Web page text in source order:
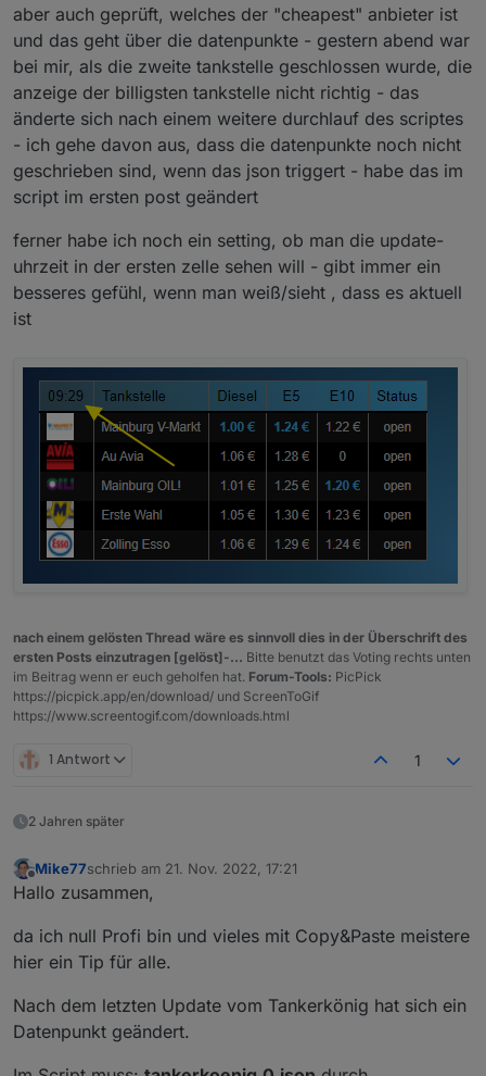
aber auch geprüft, welches der "cheapest" anbieter ist
und das geht über die datenpunkte - gestern abend war
bei mir, als die zweite tankstelle geschlossen wurde, die
anzeige der billigsten tankstelle nicht richtig - das
änderte sich nach einem weitere durchlauf des scriptes
- ich gehe davon aus, dass die datenpunkte noch nicht
geschrieben sind, wenn das json triggert - habe das im
script im ersten post geändert
ferner habe ich noch ein setting, ob man die update-
uhrzeit in der ersten zelle sehen will - gibt immer ein
besseres gefühl, wenn man weiß/sieht , dass es aktuell
ist
nach einem gelösten Thread wäre es sinnvoll dies in der Überschrift des
ersten Posts einzutragen [gelöst]-... Bitte benutzt das Voting rechts unten
im Beitrag wenn er euch geholfen hat. Forum-Tools: PicPick
https://picpick.app/en/download/ und ScreenToGif
https://www.screentogif.com/downloads.html
1 Antwort 1
2 Jahren später
Offline
Mike77schrieb am 21. Nov. 2022, 17:21
zuletzt editiert von
Hallo zusammen,
da ich null Profi bin und vieles mit Copy&Paste meistere
hier ein Tip für alle.
Nach dem letzten Update vom Tankerkönig hat sich ein
Datenpunkt geändert.